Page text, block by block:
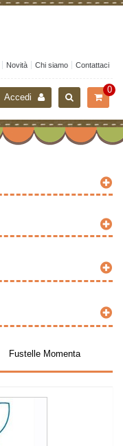
Novità Chi siamo Contattaci
0
Accedi
Fustelle Momenta